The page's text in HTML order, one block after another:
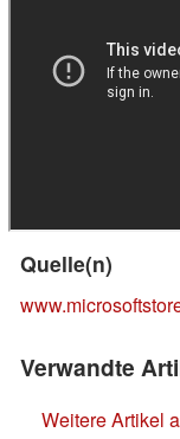
Quelle(n)
Verwandte
Weitere Artikel